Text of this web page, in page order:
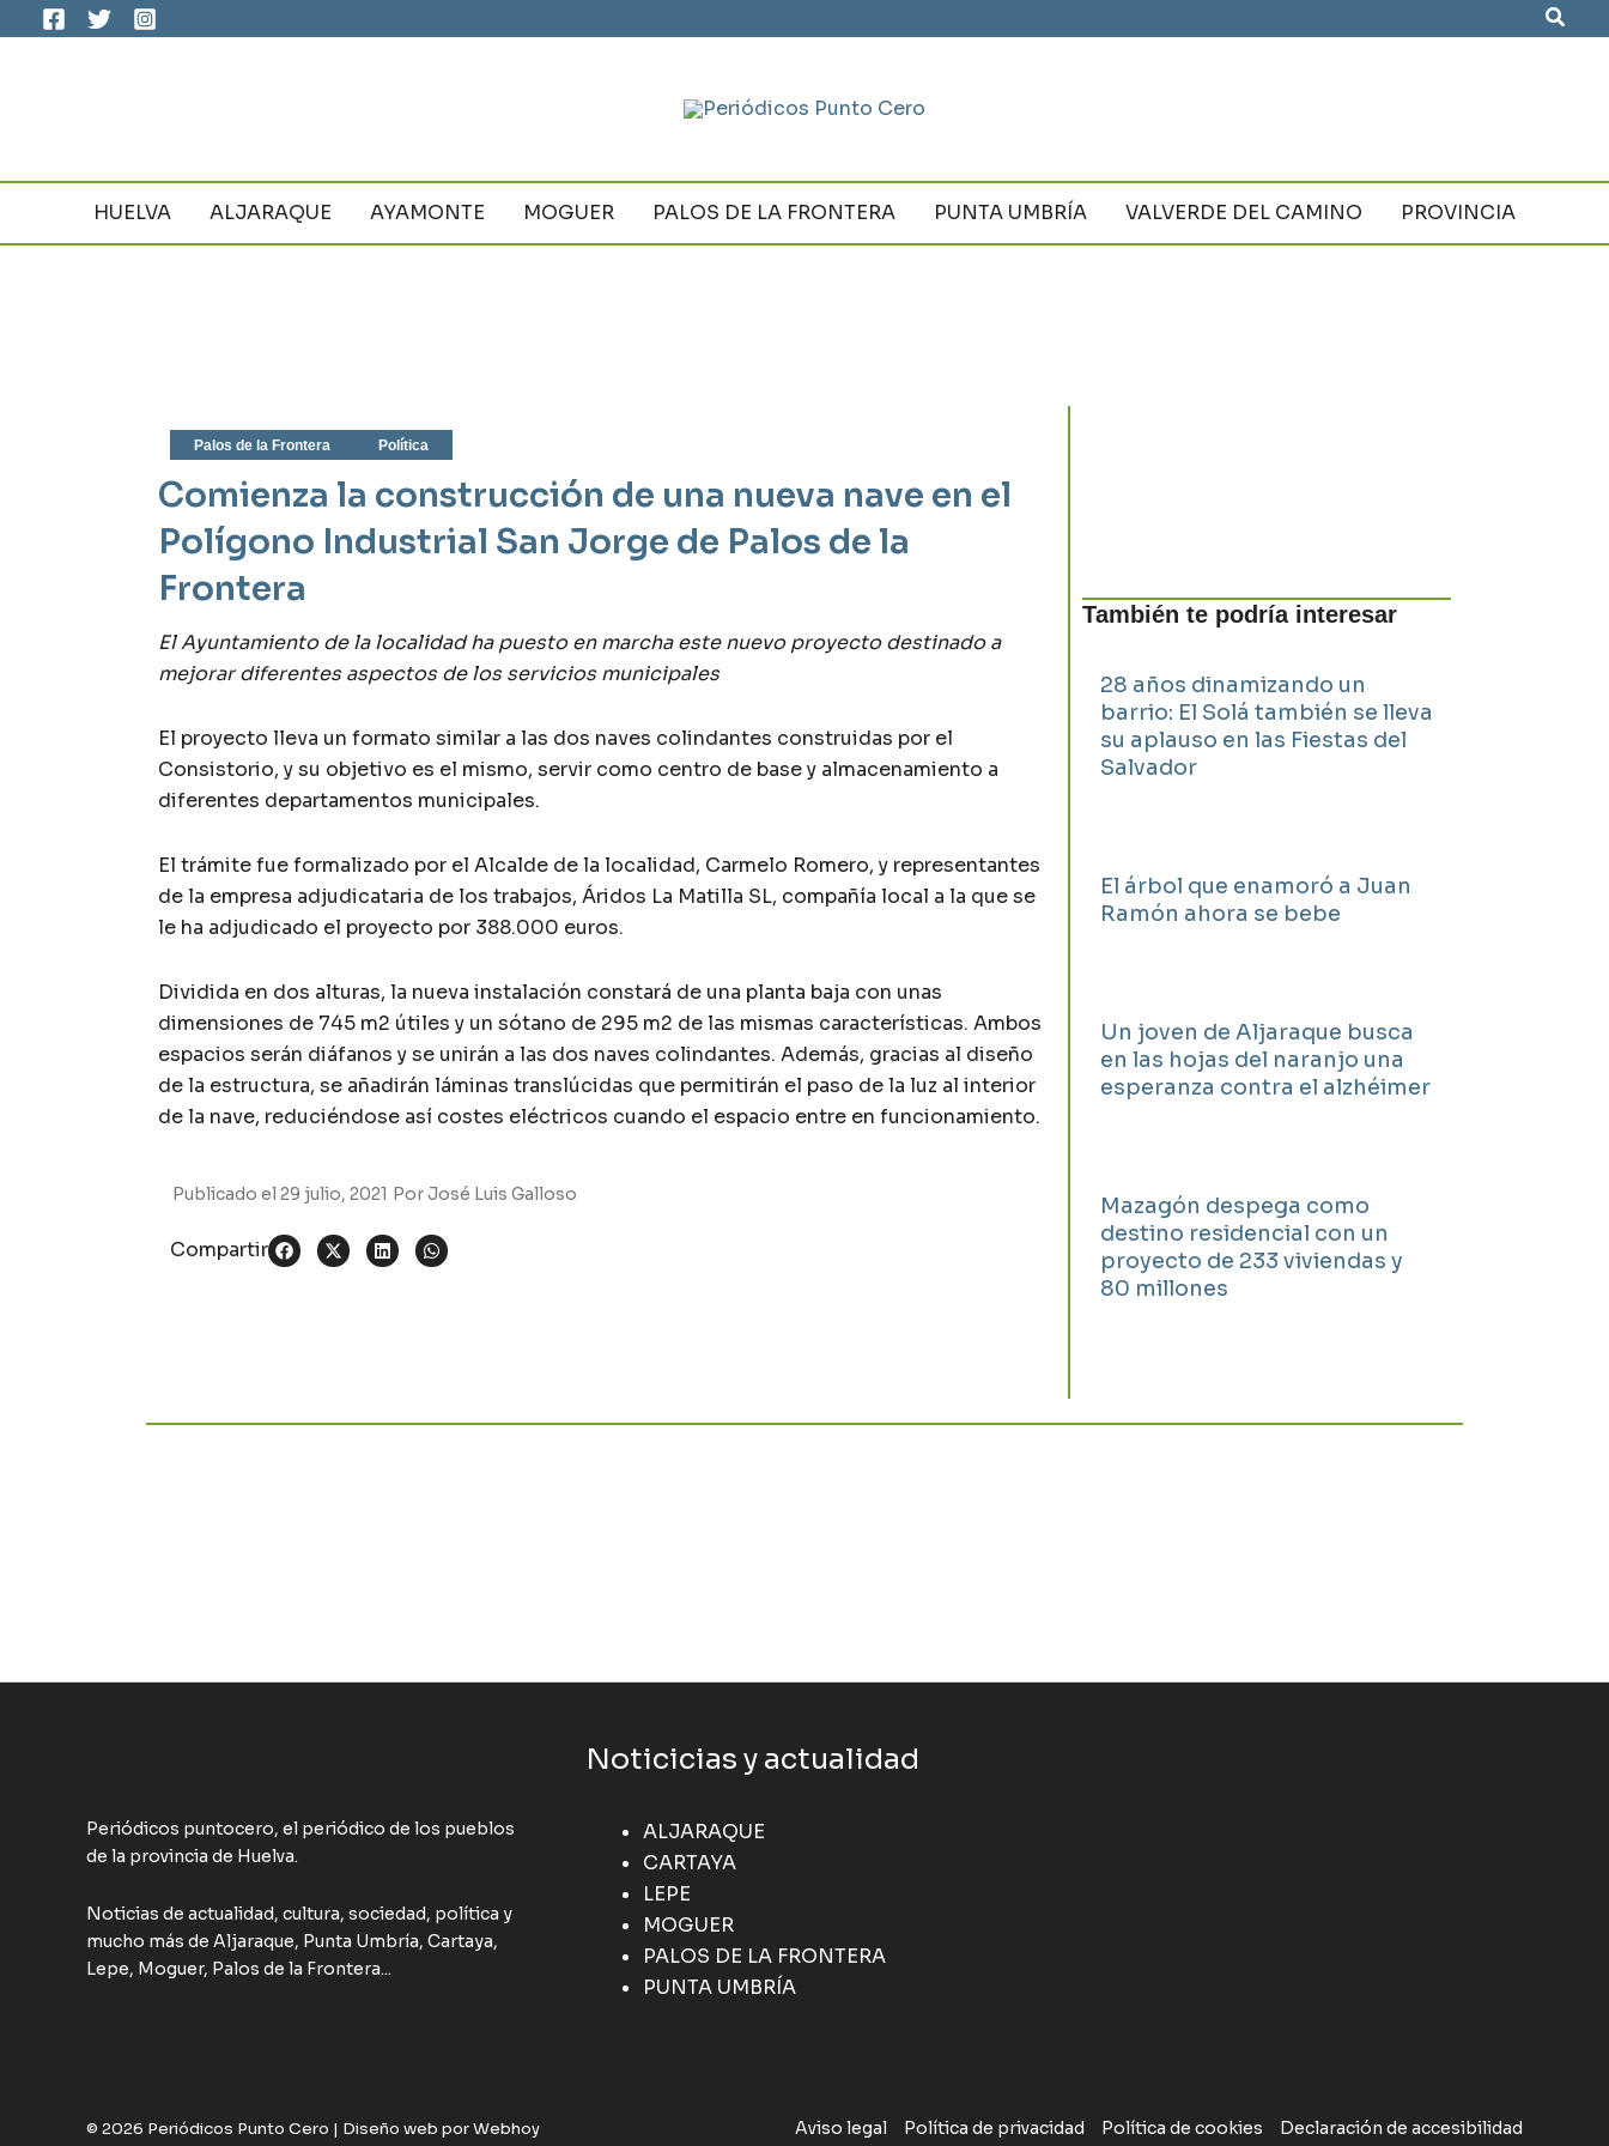
al
HUELVA ALJARAQUE AYAMONTE MOGUER PALOS DE LA FRONTERA PUNTA UMBRÍA VALVERDE DEL CAMINO PROVINCIA
Palos de la Frontera Política
Comienza la construcción de una nueva nave en el
Polígono Industrial San Jorge de Palos de la
Frontera
El Ayuntamiento de la localidad ha puesto en marcha estenuevo proyecto destinado a
mejorar diferentes aspectos delos servicios municipales
El proyecto lleva un formato similar a las dos naves colindantes construidas por el
Consistorio, y su objetivo es el mismo, servir como centro de base y almacenamiento a
diferentes departamentos municipales.
El trámite fue formalizado por el Alcalde de la localidad, Carmelo Romero, y representantes
de la empresa adjudicataria de los trabajos, Áridos La Matilla SL, compañía local a la que se
le ha adjudicado el proyecto por 388.000 euros.
Dividida en dos alturas, la nueva instalación constará de una planta baja con unas
dimensiones de 745 m2 útiles y un sótano de 295 m2 de las mismas características. Ambos
espacios serán diáfanos y se unirán a las dos naves colindantes. Además, gracias al diseño
de la estructura, se añadirán láminas translúcidas que permitirán el paso de la luz al interior
de la nave, reduciéndose así costes eléctricos cuando el espacio entre en funcionamiento.
Publicado el 29 julio, 2021 PorJosé Luis Galloso
Compartir
También te podría interesar
28 años dinamizando un
barrio: El Solá también se lleva
su aplauso en las Fiestas del
Salvador
El árbol que enamoró a Juan
Ramón ahora se bebe
Un joven de Aljaraque busca
en las hojas del naranjo una
esperanza contra el alzhéimer
Mazagón despega como
destino residencial con un
proyecto de 233 viviendas y
80 millones
Periódicos puntocero, el periódico de los pueblos
de la provincia de Huelva.
Noticias de actualidad, cultura, sociedad, política y
mucho más de Aljaraque, Punta Umbría, Cartaya,
Lepe, Moguer, Palos de la Frontera...
Noticicias y actualidad
ALJARAQUE
CARTAYA
LEPE
MOGUER
PALOS DE LA FRONTERA
PUNTA UMBRÍA
© 2026 Periódicos Punto Cero | Diseño web por Webhoy Aviso legal Política de privacidad Política de cookies Declaración de accesibilidad